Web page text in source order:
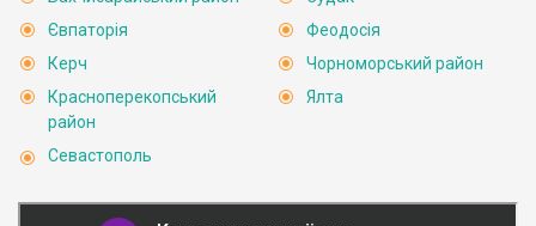
Євпаторія
Керч
Красноперекопський
район
Севастополь
Феодосія
Чорноморський район
Ялта